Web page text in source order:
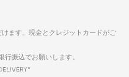
ます。現金とクレジットカードがご
振込でお願いします。